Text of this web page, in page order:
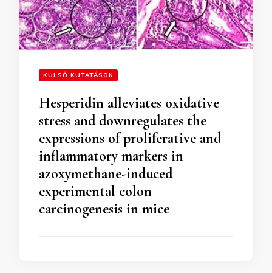
KÜLSŐ KUTATÁSOK
Hesperidin alleviates oxidative
stress and downregulates the
expressions of proliferative and
inflammatory markers in
azoxymethane-induced
experimental colon
carcinogenesis in mice